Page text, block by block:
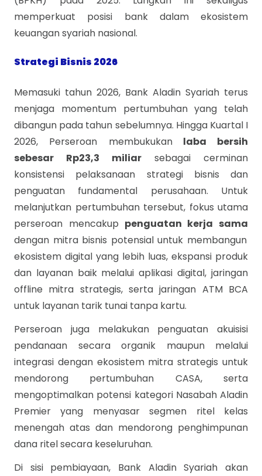
memperkuat posisi bank dalam ekosistem
keuangan syariah nasional.
Strategi Bisnis 2026
Memasuki tahun 2026, Bank Aladin Syariah terus
menjaga momentum pertumbuhan yang telah
dibangun pada tahun sebelumnya. Hingga Kuartal I
2026, Perseroan membukukanlaba bersih
sebesar Rp23,3 miliar sebagai cerminan
konsistensi pelaksanaan strategi bisnis dan
penguatan fundamental perusahaan. Untuk
melanjutkan pertumbuhan tersebut, fokus utama
perseroan mencakup penguatan kerja sama
dengan mitra bisnis potensial untuk membangun
ekosistem digital yang lebih luas, ekspansi produk
dan layanan baik melalui aplikasi digital, jaringan
offline mitra strategis, serta jaringan ATM BCA
untuk layanan tarik tunai tanpa kartu.
Perseroan juga melakukan penguatan akuisisi
pendanaan secara organik maupun melalui
integrasi dengan ekosistem mitra strategis untuk
mendorong pertumbuhan CASA, serta
mengoptimalkan potensi kategori Nasabah Aladin
Premier yang menyasar segmen ritel kelas
menengah atas dan mendorong penghimpunan
dana ritel secara keseluruhan.
Di sisi pembiayaan, Bank Aladin Syariah akan